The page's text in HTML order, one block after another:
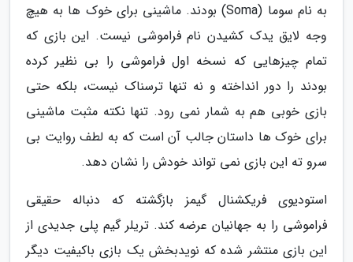
به نام سوما (Soma) بودند. ماشینی برای خوک ها به هیچ
وجه لایق یدک کشیدن نام فراموشی نیست. این بازی که
تمام چیزهایی که نسخه اول فراموشی را بی نظیر کرده
بودند را دور انداخته و نه تنها ترسناک نیست، بلکه حتی
بازی خوبی هم به شمار نمی رود. تنها نکته مثبت ماشینی
برای خوک ها داستان جالب آن است که به لطف روایت بی
سرو ته این بازی نمی تواند خودش را نشان دهد.
استودیوی فریکشنال گیمز بازگشته که دنباله حقیقی
فراموشی را به جهانیان عرضه کند. تریلر گیم پلی جدیدی از
این بازی منتشر شده که نویدبخش یک بازی باکیفیت دیگر